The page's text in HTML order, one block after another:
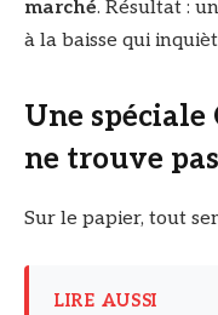
marché. Résultat :
à la baisse qui
Une spéciale
ne trouve
Sur le papier, tout
LIRE AUSSI